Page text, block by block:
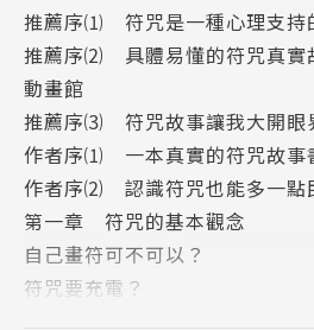
作者簡介
三龍法師（張育智）
符咒法師
南華大學生死學系畢業
台灣省堪輿命理協會 榮譽理事長
嗣漢天師府 上清五雷經籙 提派大
推薦序⑴ 符咒是一種心理支持
推薦序⑵ 具體易懂的符咒真實
動畫館
推薦序⑶ 符咒故事讓我大開眼
作者序⑴ 一本真實的符咒故事
作者序⑵ 認識符咒也能多一點
第一章 符咒的基本觀念
自己畫符可不可以？
符咒要充電？